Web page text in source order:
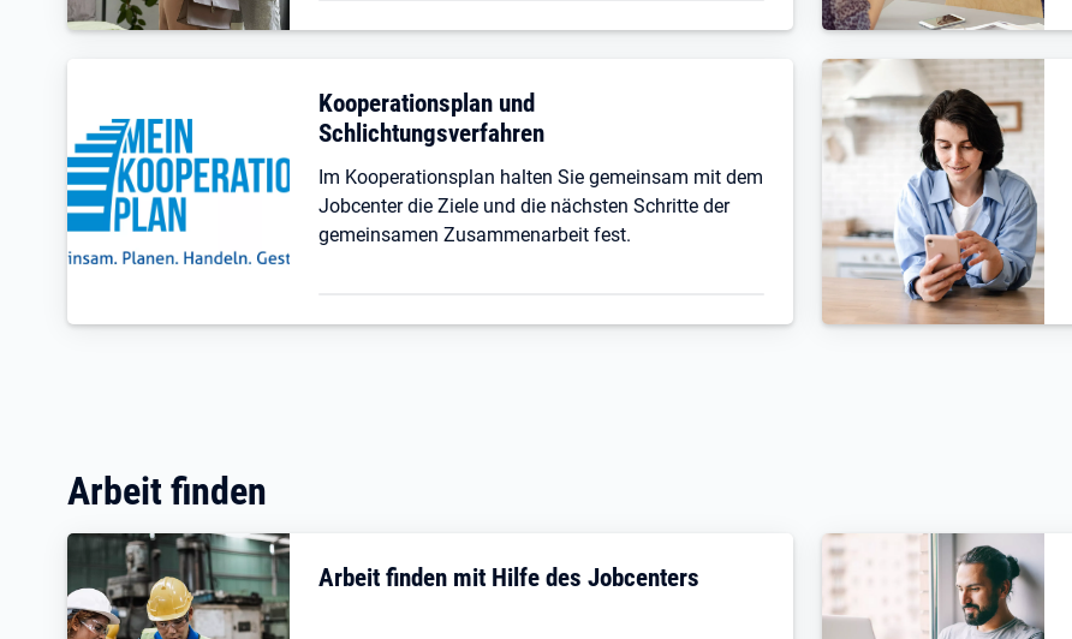
Kooperationsplan und
Schlichtungsverfahren
Im Kooperationsplan halten Sie gemeinsam mit dem
Jobcenter die Ziele und die nächsten Schritte der
gemeinsamen Zusammenarbeit fest.
Arbeit finden
Arbeit finden mit Hilfe des Jobcenters